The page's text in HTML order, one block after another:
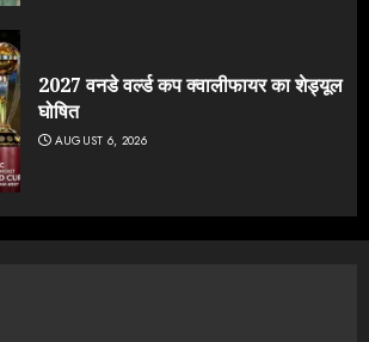
2027 वनडे वर्ल्ड कप क्वालीफायर का शेड्यूल
घोषित
AUGUST 6, 2026